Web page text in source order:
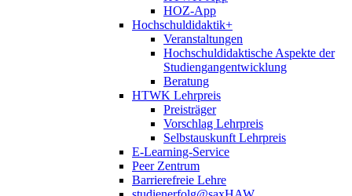
HOZ-App
Hochschuldidaktik+
Veranstaltungen
Hochschuldidaktische Aspekte der
Studiengangentwicklung
Beratung
HTWK Lehrpreis
Preisträger
Vorschlag Lehrpreis
Selbstauskunft Lehrpreis
E-Learning-Service
Peer Zentrum
Barrierefreie Lehre